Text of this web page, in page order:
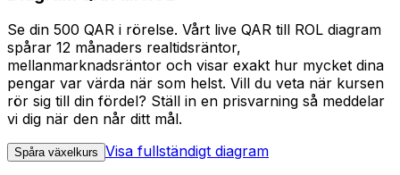
Se din 500 QAR i rörelse. Vårt live QAR till ROL diagram
spårar 12 månaders realtidsräntor,
mellanmarknadsräntor och visar exakt hur mycket dina
pengar var värda när som helst. Vill du veta när kursen
rör sig till din fördel? Ställ in en prisvarning så meddelar
vi dig när den når ditt mål.
Spåra växelkurs Visa fullständigt diagram